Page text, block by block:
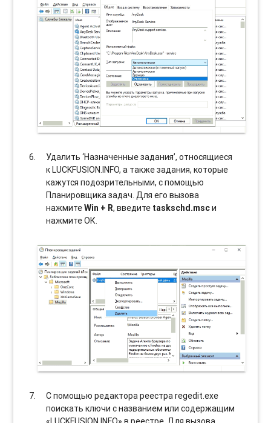
Удалить ‘Назначенные задания’, относящиеся
к LUCKFUSION.INFO, а также задания, которые
кажутся подозрительными, с помощью
Планировщика задач. Для его вызова
нажмитеWin + R, введите taskschd.mscи
нажмите ОК.
С помощью редактора реестра regedit.exe
поискать ключи с названием или содержащим